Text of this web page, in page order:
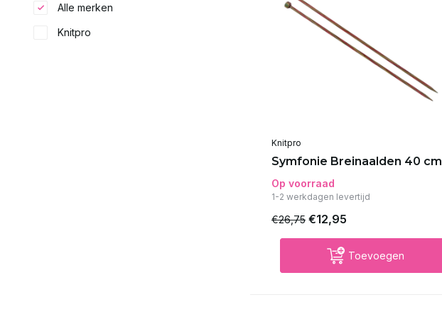
Alle merken
Knitpro
Knitpro
Symfonie Breinaalden 40 cm
Op voorraad
1-2 werkdagen levertijd
€26,75 €12,95
Toevoegen